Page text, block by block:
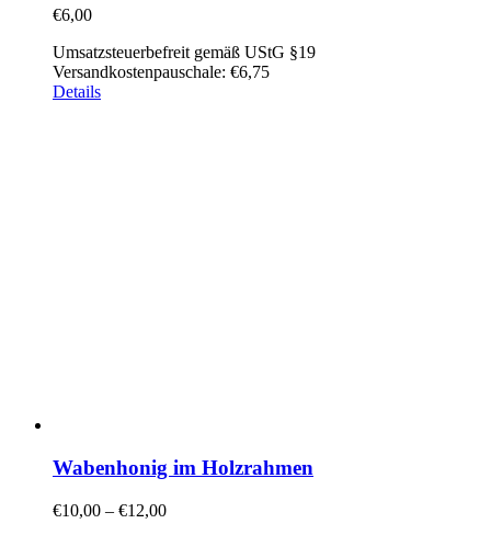
€6,00
Umsatzsteuerbefreit gemäß UStG §19
Versandkostenpauschale: €6,75
Details
Wabenhonig im Holzrahmen
€10,00 – €12,00